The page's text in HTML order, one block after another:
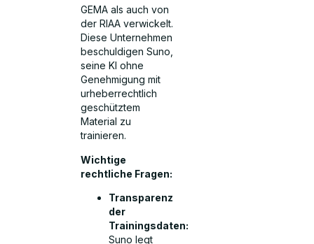
GEMA als auch von
der RIAA verwickelt.
Diese Unternehmen
beschuldigen Suno,
seine KI ohne
Genehmigung mit
urheberrechtlich
geschütztem
Material zu
trainieren.
Wichtige
rechtliche Fragen:
Transparenz
der
Trainingsdaten:
Suno legt